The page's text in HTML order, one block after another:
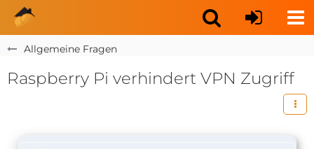
Allgemeine Fragen
Raspberry Pi verhindert VPN Zugriff